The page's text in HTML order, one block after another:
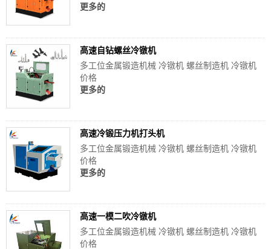
更多的
高速自钻螺丝冷镦机
多工位金属锻造机械 冷镦机 螺丝制造机 冷镦机
价格
更多的
高速冷锻压力机打头机
多工位金属锻造机械 冷镦机 螺丝制造机 冷镦机
价格
更多的
高速一模二吹冷镦机
多工位金属锻造机械 冷镦机 螺丝制造机 冷镦机
价格